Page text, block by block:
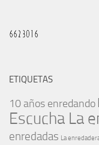
ETIQUETAS
10 años enredando
Escucha La
enredadas La